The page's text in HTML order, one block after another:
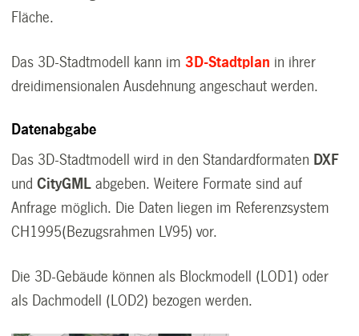
Fläche.
Das 3D-Stadtmodell kann im3D-Stadtplan in ihrer
dreidimensionalen Ausdehnung angeschaut werden.
Datenabgabe
Das 3D-Stadtmodell wird in den Standardformaten DXF
undCityGML abgeben. Weitere Formate sind auf
Anfrage möglich. Die Daten liegen im Referenzsystem
CH1995(Bezugsrahmen LV95) vor.
Die 3D-Gebäude können als Blockmodell (LOD1) oder
als Dachmodell (LOD2) bezogen werden.